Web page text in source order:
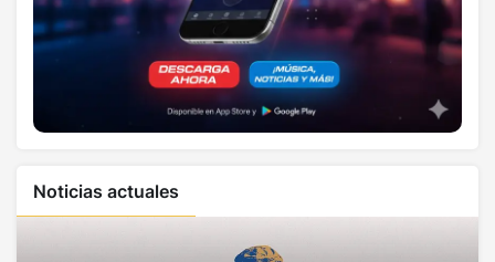
Noticias actuales